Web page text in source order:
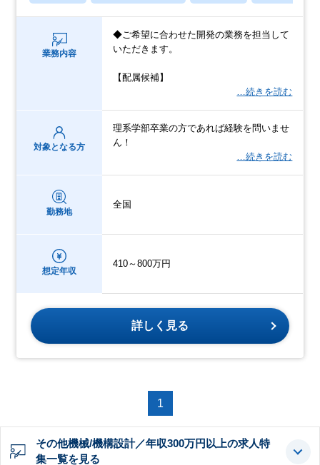
業務内容
◆ご希望に合わせた開発の業務を担当して
いただきます。
【配属候補】
…続きを読む
対象となる方
理系学部卒業の方であれば経験を問いませ
ん！
…続きを読む
勤務地
全国
想定年収
410～800万円
詳しく見る
1
その他機械/機構設計／年収300万円以上の求人特
集一覧を見る